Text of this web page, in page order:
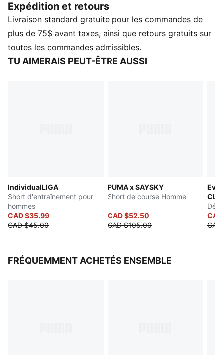
avant permettent de ranger tout ce dont vous aurez
besoin lorsque vous sortirez. Prêt à dominer votre
entraînement? PUMA a ce qu’il vous faut.
CARACTÉRISTIQUES ET AVANTAGES
Fabriqué à partir d’au moins 50 % de matériaux
Expédition et retours
Livraison standard gratuite pour les commandes de
plus de 75$ avant taxes, ainsi que retours gratuits sur
toutes les commandes admissibles.
TU AIMERAIS PEUT-ÊTRE AUSSI
IndividualLIGA
Short d'entraînement pour
hommes
CAD $35.99
CAD $45.00
PUMA x SAYSKY
Short de course Homme
CAD $52.50
CAD $105.00
FRÉQUEMMENT ACHETÉS ENSEMBLE